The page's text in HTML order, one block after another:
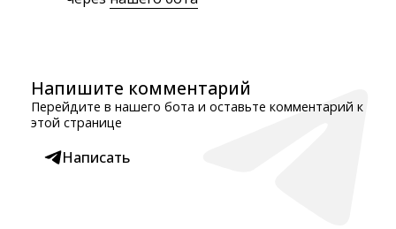
Напишите комментарий
Перейдите в нашего бота и оставьте комментарий к
этой странице
Написать